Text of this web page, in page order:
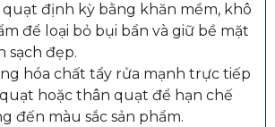
quạt định kỳ bằng khăn mềm, khô
để loại bỏ bụi bẩn và giữ bề mặt
sạch đẹp.
hóa chất tẩy rửa mạnh trực tiếp
hoặc thân quạt để hạn chế
đến màu sắc sản phẩm.